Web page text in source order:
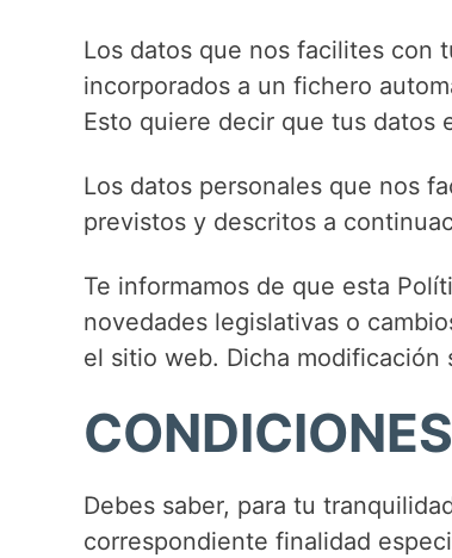
Los datos que nos facilites con
incorporados a un fichero
Esto quiere decir que tus datos
Los datos personales que nos
previstos y descritos a
Te informamos de que esta
novedades legislativas o
el sitio web. Dicha
Debes saber, para tu
correspondiente finalidad